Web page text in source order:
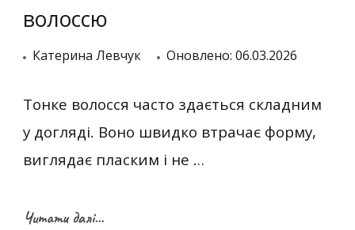
волоссю
Катерина Левчук Оновлено: 06.03.2026
Тонке волосся часто здається складним
у догляді. Воно швидко втрачає форму,
виглядає пласким і не …
Читати далі...